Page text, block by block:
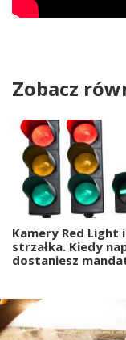
Zobacz
Kamery Red Light
strzałka. Kiedy
dostaniesz